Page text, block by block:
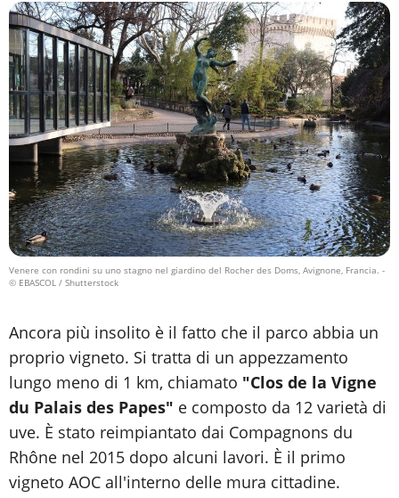
Venere con rondini su uno stagno nel giardino del Rocher des Doms, Avignone, Francia. -
© EBASCOL / Shutterstock
Ancora più insolito è il fatto che il parco abbia un
proprio vigneto. Si tratta di un appezzamento
lungo meno di 1 km, chiamato "Clos de la Vigne
du Palais des Papes" e composto da 12 varietà di
uve. È stato reimpiantato dai Compagnons du
Rhône nel 2015 dopo alcuni lavori. È il primo
vigneto AOC all'interno delle mura cittadine.